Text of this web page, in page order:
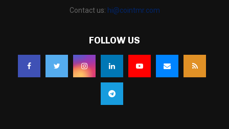
Contact us: hi@cointmr.com
FOLLOW US